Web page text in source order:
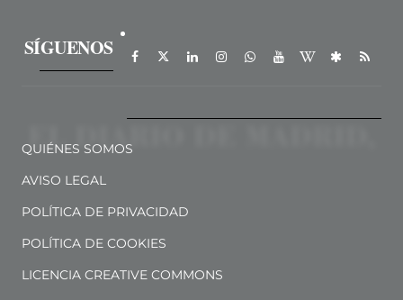
SÍGUENOS
QUIÉNES SOMOS
AVISO LEGAL
POLÍTICA DE PRIVACIDAD
POLÍTICA DE COOKIES
LICENCIA CREATIVE COMMONS